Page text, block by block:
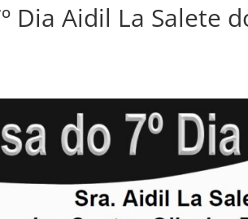
Dia Aidil La Salete